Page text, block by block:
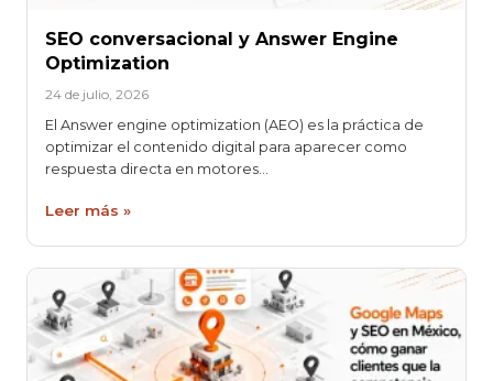
SEO conversacional y Answer Engine
Optimization
24 de julio, 2026
El Answer engine optimization (AEO) es la práctica de
optimizar el contenido digital para aparecer como
respuesta directa en motores…
Leer más »